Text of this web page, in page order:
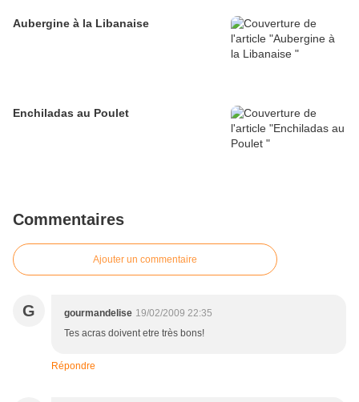
Aubergine à la Libanaise
Enchiladas au Poulet
Commentaires
Ajouter un commentaire
G gourmandelise 19/02/2009 22:35
Tes acras doivent etre très bons!
Répondre